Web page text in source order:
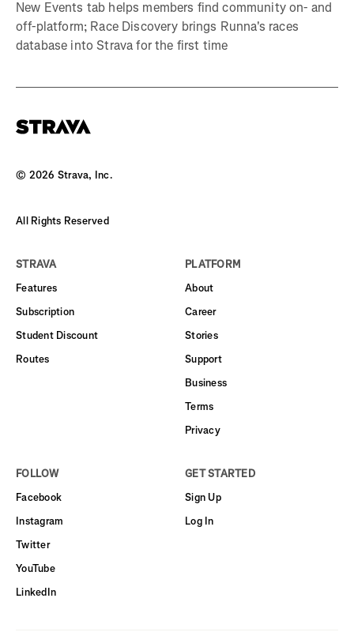
New Events tab helps members find community on- and
off-platform; Race Discovery brings Runna's races
database into Strava for the first time
© 2026 Strava, Inc.
All Rights Reserved
STRAVA
Features
Subscription
Student Discount
Routes
PLATFORM
About
Career
Stories
Support
Business
Terms
Privacy
FOLLOW
Facebook
Instagram
Twitter
YouTube
LinkedIn
GET STARTED
Sign Up
Log In